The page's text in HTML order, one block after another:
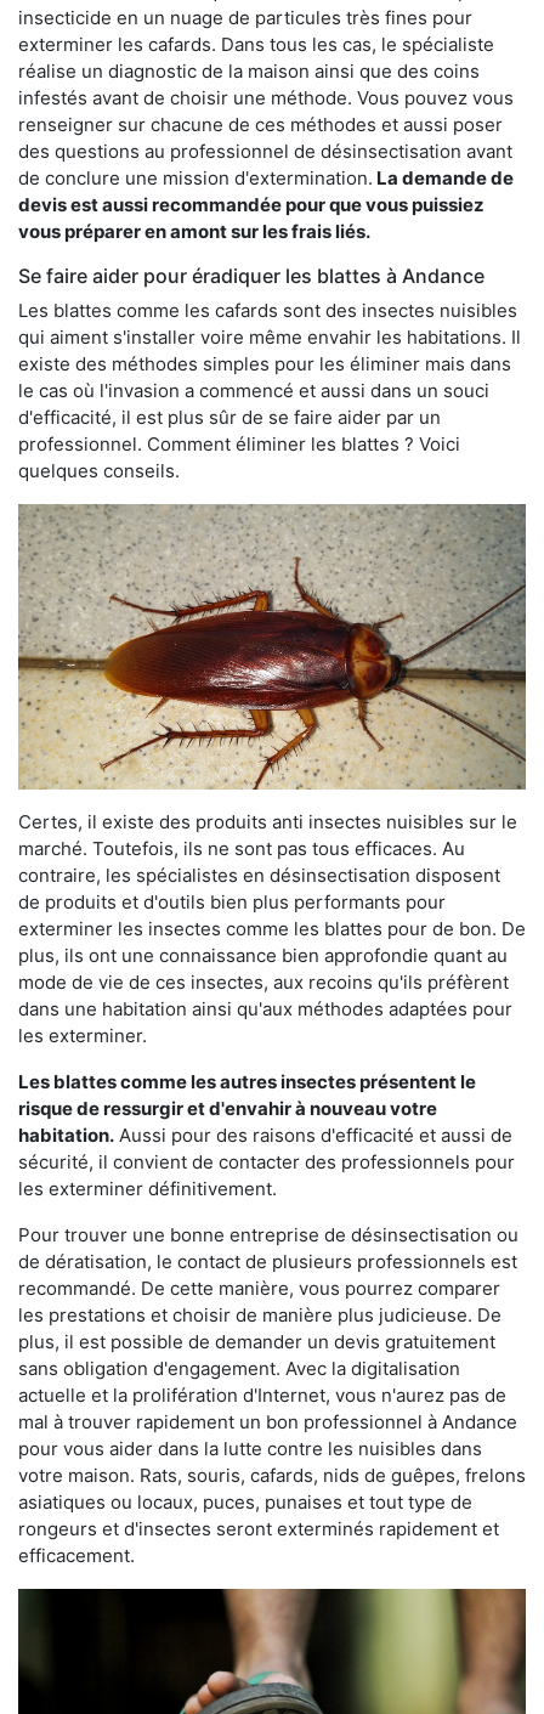
insecticide en un nuage de particules très fines pour
exterminer les cafards. Dans tous les cas, le spécialiste
réalise un diagnostic de la maison ainsi que des coins
infestés avant de choisir une méthode. Vous pouvez vous
renseigner sur chacune de ces méthodes et aussi poser
des questions au professionnel de désinsectisation avant
de conclure une mission d'extermination. La demande de
devis est aussi recommandée pour que vous puissiez
vous préparer en amont sur les frais liés.
Se faire aider pour éradiquer les blattes à Andance
Les blattes comme les cafards sont des insectes nuisibles
qui aiment s'installer voire même envahir les habitations. Il
existe des méthodes simples pour les éliminer mais dans
le cas où l'invasion a commencé et aussi dans un souci
d'efficacité, il est plus sûr de se faire aider par un
professionnel. Comment éliminer les blattes ? Voici
quelques conseils.
Certes, il existe des produits anti insectes nuisibles sur le
marché. Toutefois, ils ne sont pas tous efficaces. Au
contraire, les spécialistes en désinsectisation disposent
de produits et d'outils bien plus performants pour
exterminer les insectes comme les blattes pour de bon. De
plus, ils ont une connaissance bien approfondie quant au
mode de vie de ces insectes, aux recoins qu'ils préfèrent
dans une habitation ainsi qu'aux méthodes adaptées pour
les exterminer.
Les blattes comme les autres insectes présentent le
risque de ressurgir et d'envahir à nouveau votre
habitation. Aussi pour des raisons d'efficacité et aussi de
sécurité, il convient de contacter des professionnels pour
les exterminer définitivement.
Pour trouver une bonne entreprise de désinsectisation ou
de dératisation, le contact de plusieurs professionnels est
recommandé. De cette manière, vous pourrez comparer
les prestations et choisir de manière plus judicieuse. De
plus, il est possible de demander un devis gratuitement
sans obligation d'engagement. Avec la digitalisation
actuelle et la prolifération d'Internet, vous n'aurez pas de
mal à trouver rapidement un bon professionnel à Andance
pour vous aider dans la lutte contre les nuisibles dans
votre maison. Rats, souris, cafards, nids de guêpes, frelons
asiatiques ou locaux, puces, punaises et tout type de
rongeurs et d'insectes seront exterminés rapidement et
efficacement.